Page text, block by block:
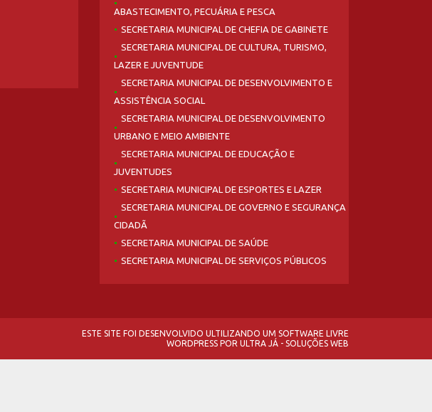
ABASTECIMENTO, PECUÁRIA E PESCA
SECRETARIA MUNICIPAL DE CHEFIA DE GABINETE
SECRETARIA MUNICIPAL DE CULTURA, TURISMO,
LAZER E JUVENTUDE
SECRETARIA MUNICIPAL DE DESENVOLVIMENTO E
ASSISTÊNCIA SOCIAL
SECRETARIA MUNICIPAL DE DESENVOLVIMENTO
URBANO E MEIO AMBIENTE
SECRETARIA MUNICIPAL DE EDUCAÇÃO E
JUVENTUDES
SECRETARIA MUNICIPAL DE ESPORTES E LAZER
SECRETARIA MUNICIPAL DE GOVERNO E SEGURANÇA
CIDADÃ
SECRETARIA MUNICIPAL DE SAÚDE
SECRETARIA MUNICIPAL DE SERVIÇOS PÚBLICOS
ESTE SITE FOI DESENVOLVIDO ULTILIZANDO UM SOFTWARE LIVRE
WORDPRESS POR ULTRA JÁ - SOLUÇÕES WEB